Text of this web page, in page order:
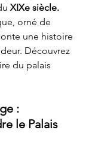
XIXe siècle.
orné de
une histoire
Découvrez
du palais
:
le Palais